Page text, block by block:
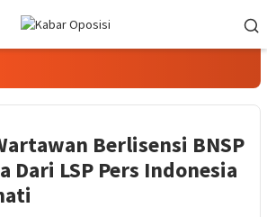
Berlisensi BNSP
Dari LSP Pers Indonesia